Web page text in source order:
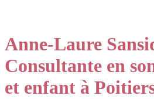
Anne-Laure
Consultante en
et enfant à